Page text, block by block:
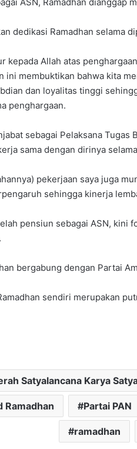
dedikasi Ramadhan selama
kepada Allah atas
ini membuktikan bahwa kita
dan loyalitas tinggi
penghargaan.
sebagai Pelaksana
sama dengan dirinya
pekerjaan saya juga
sehingga kinerja
pensiun sebagai ASN, kini
bergabung dengan Partai
sendiri merupakan
Satyalancana Karya
Ramadhan Partai PAN
ramadhan